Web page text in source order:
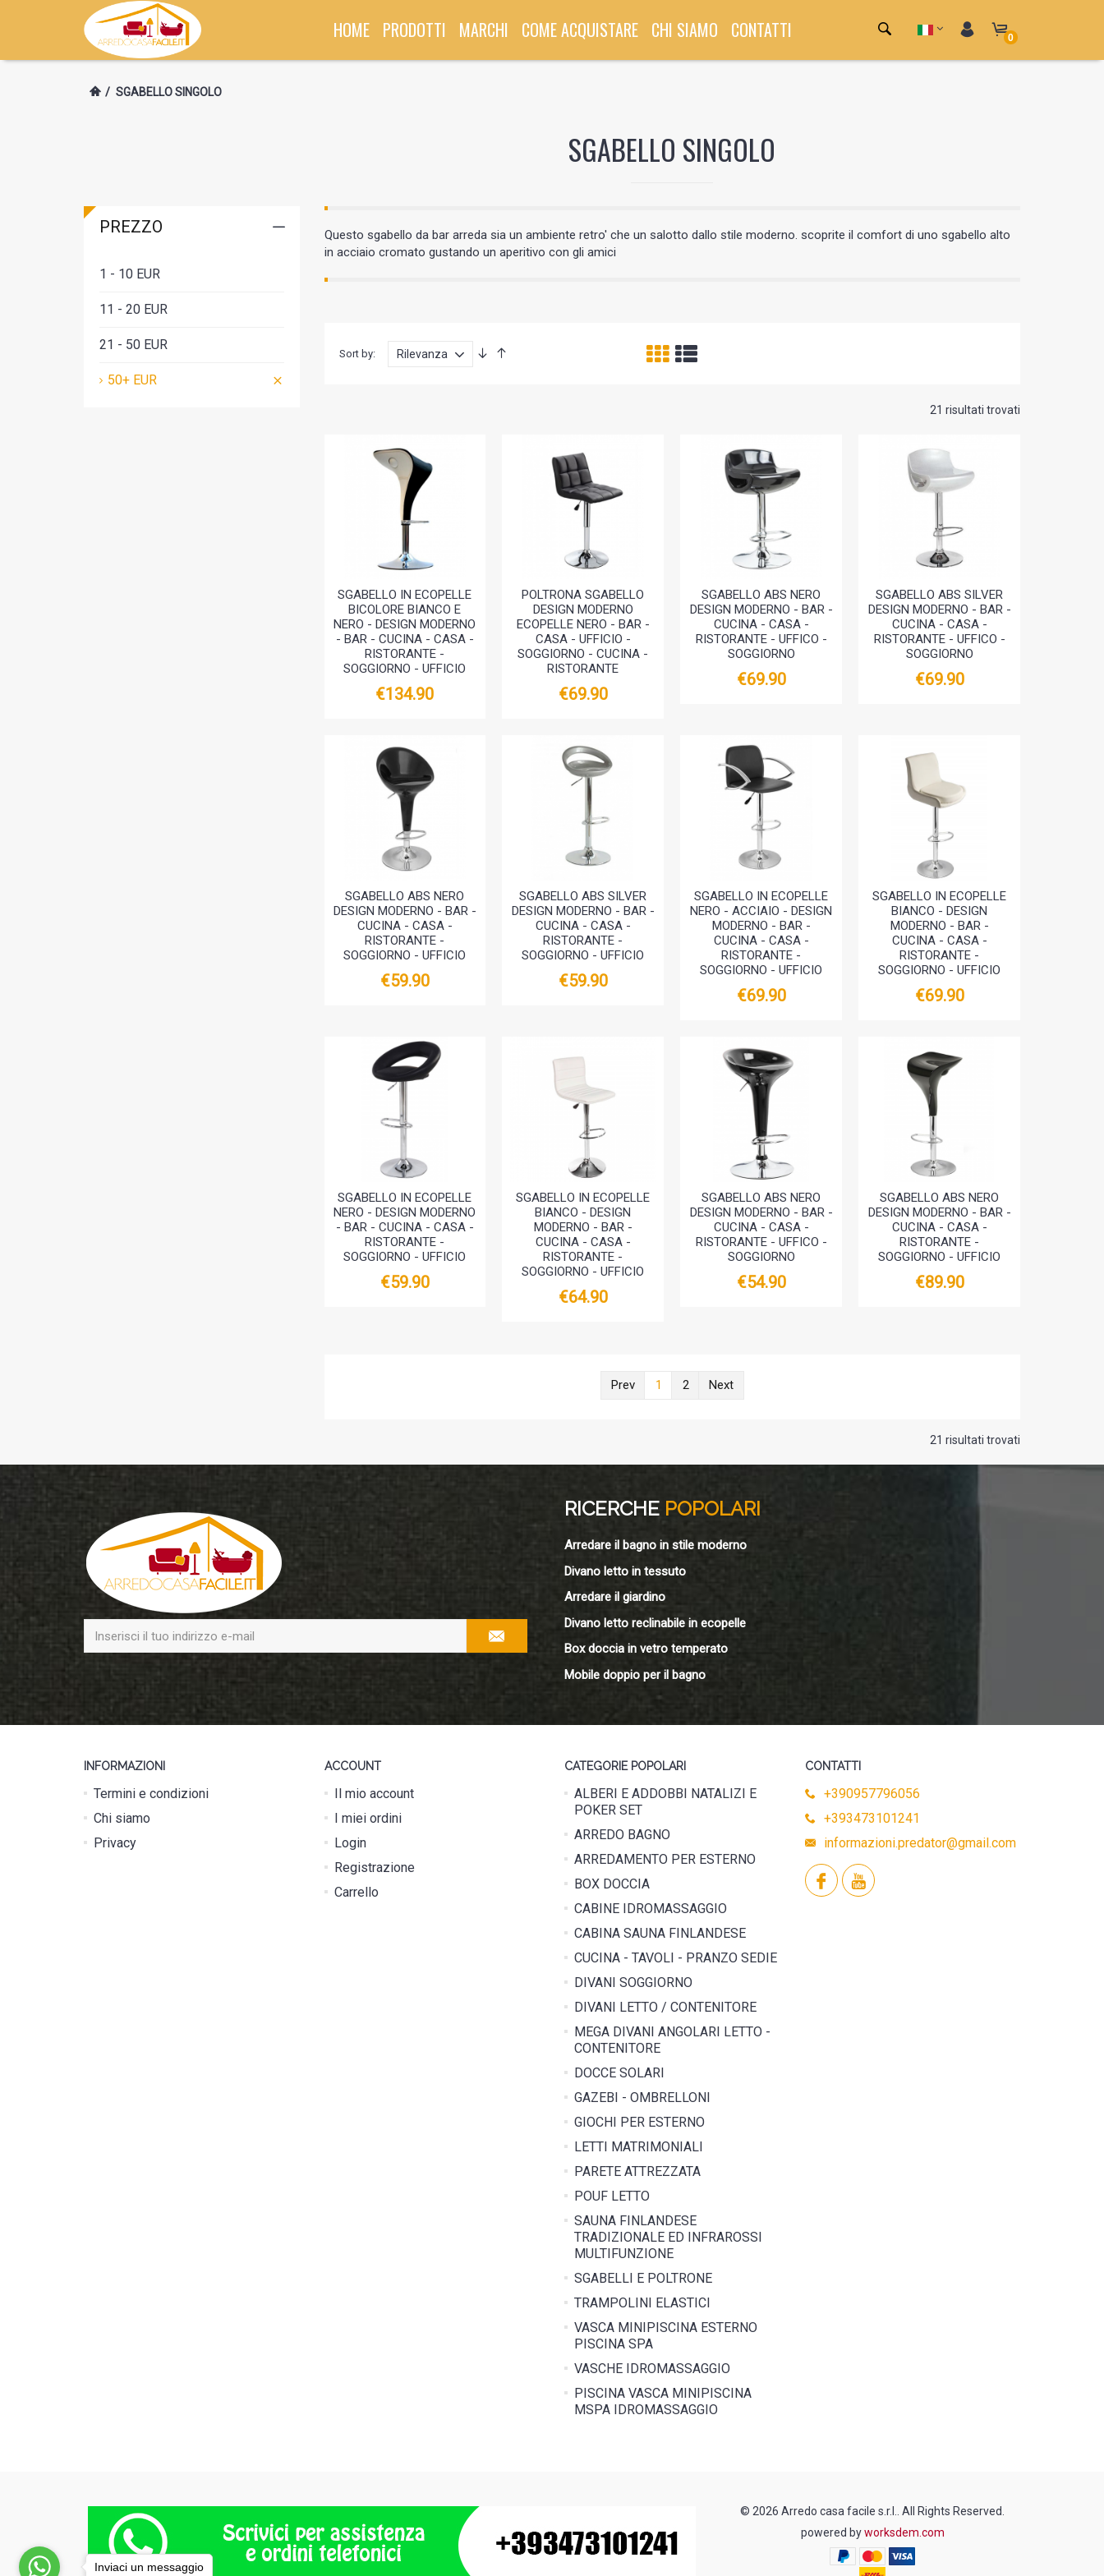
0
HOME PRODOTTI MARCHI COME ACQUISTARE CHI SIAMO CONTATTI
/ SGABELLO SINGOLO
PREZZO
1 - 10 EUR
11 - 20 EUR
21 - 50 EUR
50+ EUR
SGABELLO SINGOLO
Questo sgabello da bar arreda sia un ambiente retro' che un salotto dallo stile moderno. scoprite il comfort di uno sgabello alto
in acciaio cromato gustando un aperitivo con gli amici
Sort by:
21 risultati trovati
SGABELLO IN ECOPELLE
BICOLORE BIANCO E
NERO - DESIGN MODERNO
- BAR - CUCINA - CASA -
RISTORANTE -
SOGGIORNO - UFFICIO
€134.90
POLTRONA SGABELLO
DESIGN MODERNO
ECOPELLE NERO - BAR -
CASA - UFFICIO -
SOGGIORNO - CUCINA -
RISTORANTE
€69.90
SGABELLO ABS NERO
DESIGN MODERNO - BAR -
CUCINA - CASA -
RISTORANTE - UFFICO -
SOGGIORNO
€69.90
SGABELLO ABS SILVER
DESIGN MODERNO - BAR -
CUCINA - CASA -
RISTORANTE - UFFICO -
SOGGIORNO
€69.90
SGABELLO ABS NERO
DESIGN MODERNO - BAR -
CUCINA - CASA -
RISTORANTE -
SOGGIORNO - UFFICIO
€59.90
SGABELLO ABS SILVER
DESIGN MODERNO - BAR -
CUCINA - CASA -
RISTORANTE -
SOGGIORNO - UFFICIO
€59.90
SGABELLO IN ECOPELLE
NERO - ACCIAIO - DESIGN
MODERNO - BAR -
CUCINA - CASA -
RISTORANTE -
SOGGIORNO - UFFICIO
€69.90
SGABELLO IN ECOPELLE
BIANCO - DESIGN
MODERNO - BAR -
CUCINA - CASA -
RISTORANTE -
SOGGIORNO - UFFICIO
€69.90
SGABELLO IN ECOPELLE
NERO - DESIGN MODERNO
- BAR - CUCINA - CASA -
RISTORANTE -
SOGGIORNO - UFFICIO
€59.90
SGABELLO IN ECOPELLE
BIANCO - DESIGN
MODERNO - BAR -
CUCINA - CASA -
RISTORANTE -
SOGGIORNO - UFFICIO
€64.90
SGABELLO ABS NERO
DESIGN MODERNO - BAR -
CUCINA - CASA -
RISTORANTE - UFFICO -
SOGGIORNO
€54.90
SGABELLO ABS NERO
DESIGN MODERNO - BAR -
CUCINA - CASA -
RISTORANTE -
SOGGIORNO - UFFICIO
€89.90
Prev 1 2 Next
21 risultati trovati
RICERCHE POPOLARI
Arredare il bagno in stile moderno
Divano letto in tessuto
Arredare il giardino
Divano letto reclinabile in ecopelle
Box doccia in vetro temperato
Mobile doppio per il bagno
INFORMAZIONI
Termini e condizioni
Chi siamo
Privacy
ACCOUNT
Il mio account
I miei ordini
Login
Registrazione
Carrello
CATEGORIE POPOLARI
ALBERI E ADDOBBI NATALIZI E
POKER SET
ARREDO BAGNO
ARREDAMENTO PER ESTERNO
BOX DOCCIA
CABINE IDROMASSAGGIO
CABINA SAUNA FINLANDESE
CUCINA - TAVOLI - PRANZO SEDIE
DIVANI SOGGIORNO
DIVANI LETTO / CONTENITORE
MEGA DIVANI ANGOLARI LETTO -
CONTENITORE
DOCCE SOLARI
GAZEBI - OMBRELLONI
GIOCHI PER ESTERNO
LETTI MATRIMONIALI
PARETE ATTREZZATA
POUF LETTO
SAUNA FINLANDESE
TRADIZIONALE ED INFRAROSSI
MULTIFUNZIONE
SGABELLI E POLTRONE
TRAMPOLINI ELASTICI
VASCA MINIPISCINA ESTERNO
PISCINA SPA
VASCHE IDROMASSAGGIO
PISCINA VASCA MINIPISCINA
MSPA IDROMASSAGGIO
CONTATTI
+390957796056
+393473101241
informazioni.predator@gmail.com
© 2026 Arredo casa facile s.r.l.. All Rights Reserved.
powered byworksdem.com
Inviaci un messaggio